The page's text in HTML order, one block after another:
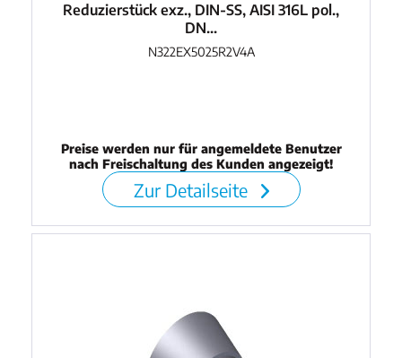
Reduzierstück exz., DIN-SS, AISI 316L pol.,
DN...
N322EX5025R2V4A
Preise werden nur für angemeldete Benutzer
nach Freischaltung des Kunden angezeigt!
Zur Detailseite